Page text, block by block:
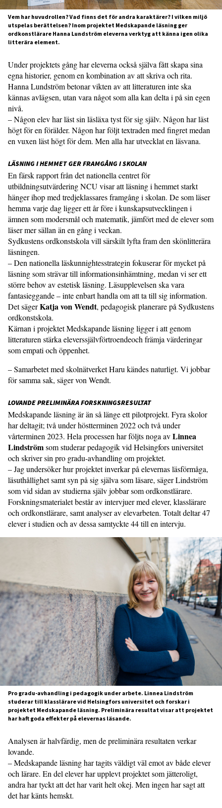
Vem har huvudrollen? Vad finns det för andra karaktärer? I vilken miljö
utspelas berättelsen? Inom projektet Medskapande läsning ger
ordkonstlärare Hanna Lundström eleverna verktyg att känna igen olika
litterära element.
Under projektets gång har eleverna också själva fått skapa sina
egna historier, genom en kombination av att skriva och rita.
Hanna Lundström betonar vikten av att litteraturen inte ska
kännas avlägsen, utan vara något som alla kan delta i på sin egen
nivå.
– Någon elev har läst sin läsläxa tyst för sig själv. Någon har läst
högt för en förälder. Någon har följt textraden med fingret medan
en vuxen läst högt för dem. Men alla har utvecklat en läsvana.
LÄSNING I HEMMET GER FRAMGÅNG I SKOLAN
En färsk rapport från det nationella centret för
utbildningsutvärdering NCU visar att läsning i hemmet starkt
hänger ihop med tredjeklassares framgång i skolan. De som läser
hemma varje dag ligger ett år före i kunskapsutvecklingen i
ämnen som modersmål och matematik, jämfört med de elever som
läser mer sällan än en gång i veckan.
Sydkustens ordkonstskola vill särskilt lyfta fram den skönlitterära
läsningen.
– Den nationella läskunnightesstrategin fokuserar för mycket på
läsning som strävar till informationsinhämtning, medan vi ser ett
större behov av estetisk läsning. Läsupplevelsen ska vara
fantasieggande – inte enbart handla om att ta till sig information.
Det sägerKatja von Wendt, pedagogisk planerare på Sydkustens
ordkonstskola.
Kärnan i projektet Medskapande läsning ligger i att genom
litteraturen stärka eleverssjälvförtroendeoch främja värderingar
som empati och öppenhet.
– Samarbetet med skolnätverket Haru kändes naturligt. Vi jobbar
för samma sak, säger von Wendt.
LOVANDE PRELIMINÄRA FORSKNINGSRESULTAT
Medskapande läsning är än så länge ett pilotprojekt. Fyra skolor
har deltagit; två under höstterminen 2022 och två under
vårterminen 2023. Hela processen har följts noga avLinnea
Lindströmsom studerar pedagogik vid Helsingfors universitet
och skriver sin pro gradu-avhandling om projektet.
– Jag undersöker hur projektet inverkar på elevernas läsförmåga,
läsuthållighet samt syn på sig själva som läsare, säger Lindström
som vid sidan av studierna själv jobbar som ordkonstlärare.
Forskningsmaterialet består av intervjuer med elever, klasslärare
och ordkonstlärare, samt analyser av elevarbeten. Totalt deltar 47
elever i studien och av dessa samtyckte 44 till en intervju.
Pro gradu-avhandling i pedagogik under arbete. Linnea Lindström
studerar till klasslärare vid Helsingfors universitet och forskar i
projektet Medskapande läsning. Preliminära resultat visar att projektet
har haft goda effekter på elevernas läsande.
Analysen är halvfärdig, men de preliminära resultaten verkar
lovande.
– Medskapande läsning har tagits väldigt väl emot av både elever
och lärare. En del elever har upplevt projektet som jätteroligt,
andra har tyckt att det har varit helt okej. Men ingen har sagt att
det har känts hemskt.